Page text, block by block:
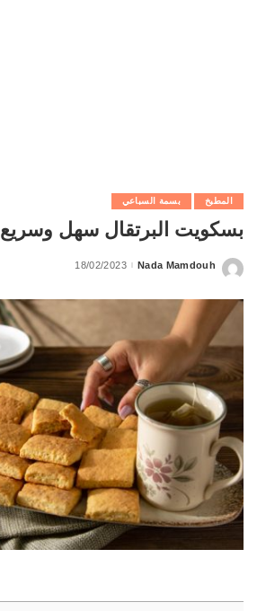
المطبخ بسمة السباعي
بسكويت البرتقال سهل وسريع
Posted
Nada Mamdouh
18/02/2023